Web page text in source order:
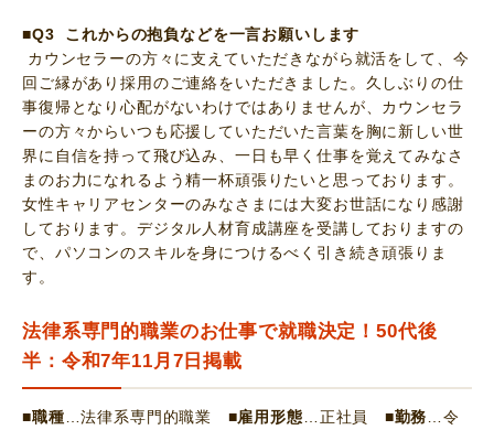
■Q3 これからの抱負などを一言お願いします
カウンセラーの方々に支えていただきながら就活をして、今
回ご縁があり採用のご連絡をいただきました。久しぶりの仕
事復帰となり心配がないわけではありませんが、カウンセラ
ーの方々からいつも応援していただいた言葉を胸に新しい世
界に自信を持って飛び込み、一日も早く仕事を覚えてみなさ
まのお力になれるよう精一杯頑張りたいと思っております。
女性キャリアセンターのみなさまには大変お世話になり感謝
しております。デジタル人材育成講座を受講しておりますの
で、パソコンのスキルを身につけるべく引き続き頑張りま
す。
法律系専門的職業のお仕事で就職決定！50代後
半：令和7年11月7日掲載
■職種 …法律系専門的職業 ■雇用形態 …正社員 ■勤務 …令